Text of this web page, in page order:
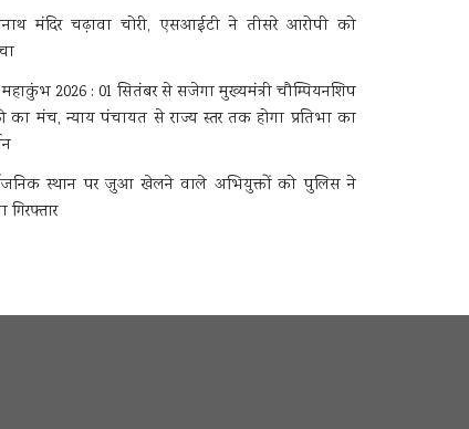
मंदिर चढ़ावा चोरी, एसआईटी ने तीसरे आरोपी को
2026 : 01 सितंबर से सजेगा मुख्यमंत्री चौम्पियनशिप
का मंच, न्याय पंचायत से राज्य स्तर तक होगा प्रतिभा का
स्थान पर जुआ खेलने वाले अभियुक्तों को पुलिस ने
गिरफ्तार